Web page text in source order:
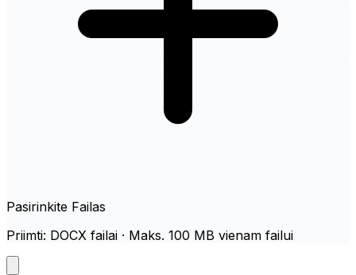
Pasirinkite Failas
Priimti: DOCX failai · Maks. 100 MB vienam failui